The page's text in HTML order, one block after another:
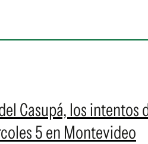
Casupá, los intentos
5 en Montevideo